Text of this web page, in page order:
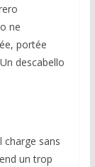
ne
portée
descabello
sans
un trop